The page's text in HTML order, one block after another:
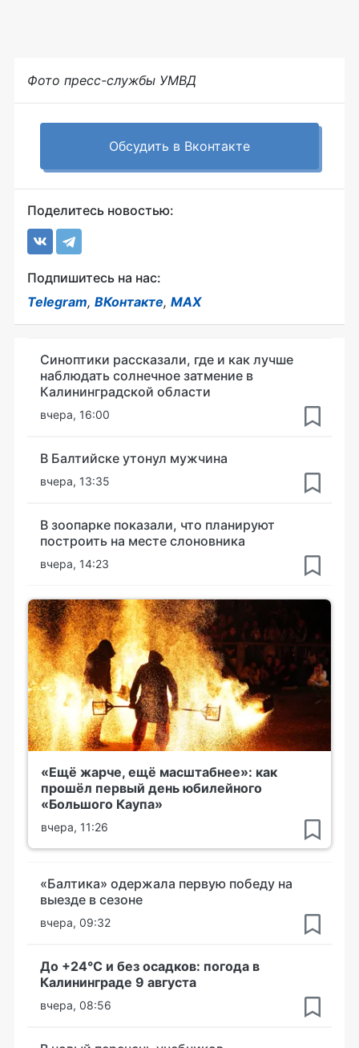
Фото пресс-службы УМВД
Обсудить в Вконтакте
Поделитесь новостью:
Подпишитесь на нас:
Telegram, ВКонтакте, MAX
Синоптики рассказали, где и как лучше
наблюдать солнечное затмение в
Калининградской области
вчера, 16:00
В Балтийске утонул мужчина
вчера, 13:35
В зоопарке показали, что планируют
построить на месте слоновника
вчера, 14:23
«Ещё жарче, ещё масштабнее»: как
прошёл первый день юбилейного
«Большого Каупа»
вчера, 11:26
«Балтика» одержала первую победу на
выезде в сезоне
вчера, 09:32
До +24°С и без осадков: погода в
Калининграде 9 августа
вчера, 08:56